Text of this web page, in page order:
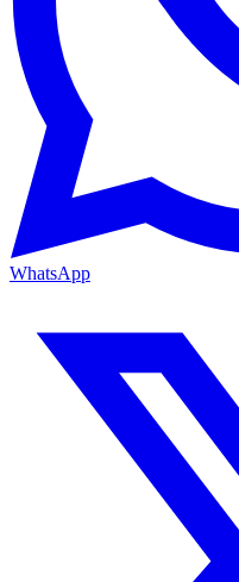
WhatsApp